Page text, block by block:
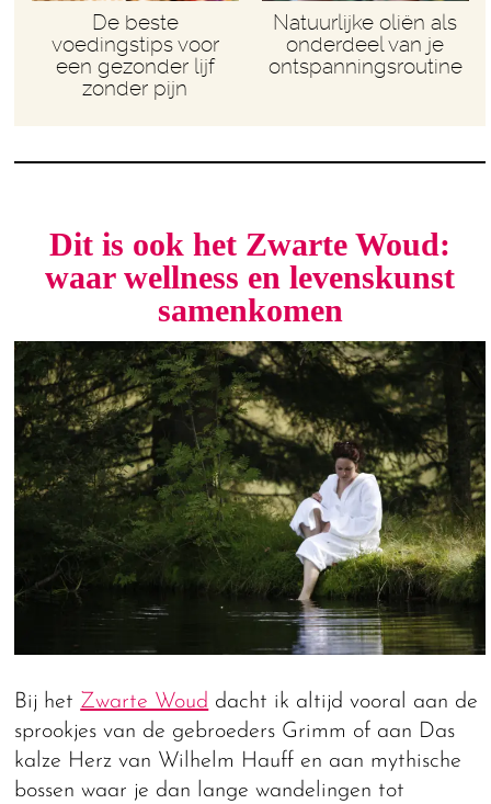
De beste
voedingstips voor
een gezonder lijf
zonder pijn
Natuurlijke oliën als
onderdeel van je
ontspanningsroutine
Dit is ook het Zwarte Woud:
waar wellness en levenskunst
samenkomen
Bij het Zwarte Woud dacht ik altijd vooral aan de
sprookjes van de gebroeders Grimm of aan Das
kalze Herz van Wilhelm Hauff en aan mythische
bossen waar je dan lange wandelingen tot